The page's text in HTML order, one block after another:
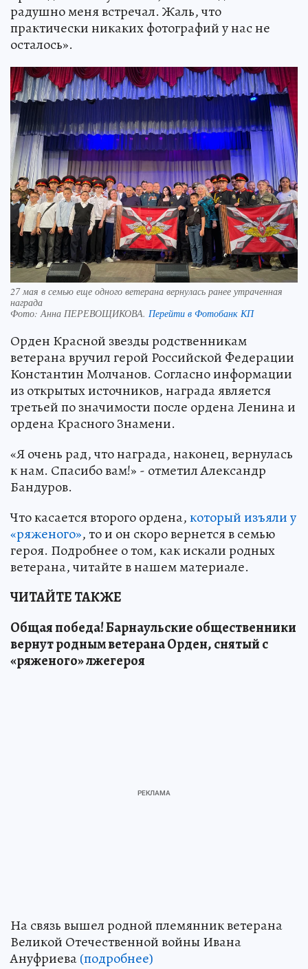
радушно меня встречал. Жаль, что
практически никаких фотографий у нас не
осталось».
27 мая в семью еще одного ветерана вернулась ранее утраченная
награда
Фото:Анна ПЕРЕВОЩИКОВА. Перейти в Фотобанк КП
Орден Красной звезды родственникам
ветерана вручил герой Российской Федерации
Константин Молчанов. Согласно информации
из открытых источников, награда является
третьей по значимости после ордена Ленина и
ордена Красного Знамени.
«Я очень рад, что награда, наконец, вернулась
к нам. Спасибо вам!» - отметил Александр
Бандуров.
Что касается второго ордена,который изъяли у
«ряженого», то и он скоро вернется в семью
героя. Подробнее о том, как искали родных
ветерана, читайте в нашем материале.
ЧИТАЙТЕ ТАКЖЕ
Общая победа! Барнаульские общественники
вернут родным ветерана Орден, снятый с
«ряженого» лжегероя
На связь вышел родной племянник ветерана
Великой Отечественной войны Ивана
Ануфриева(подробнее)